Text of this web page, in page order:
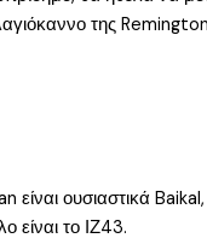
της Remington
ουσιαστικά Baikal,
είναι το ΙΖ43.